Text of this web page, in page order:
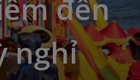
đến
nghỉ